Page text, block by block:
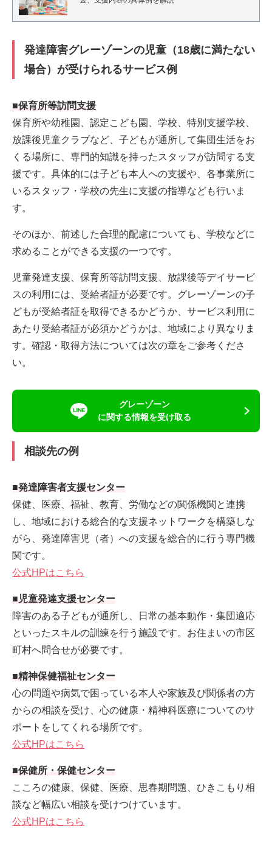
発達障害グレーゾーンの児童（18歳に満たない
場合）が受けられるサービス例
■保育所等訪問支援
保育所や幼稚園、認定こども園、学校、特別支援学校、
放課後児童クラブなど、子どもが通所して集団生活をお
くる場所に、専門的知識を持ったスタッフが訪問する支
援です。具体的には子ども本人への支援や、各事業所に
いるスタッフ・学校の先生に支援の指導なども行いま
す。
そのほか、前述した合理的配慮についても、学校などに
求めることができる支援の一つです。
児童発達支援、保育所等訪問支援、放課後等デイサービ
スの利用には、受給者証が必要です。グレーゾーンの子
どもが受給者証を取得できるかどうか、サービス利用に
あたり受給者証が必須かどうかは、地域により異なりま
す。確認・取得方法については次の章をご参考くださ
い。
グレーゾーン
に関する情報を受け取る
相談先の例
■発達障害者支援センター
保健、医療、福祉、教育、労働などの関係機関と連携
し、地域における総合的な支援ネットワークを構築しな
がら、発達障害児（者）への支援を総合的に行う専門機
関です。
公式HPはこちら
■児童発達支援センター
障害のある子どもが通所し、日常の基本動作・集団適応
といったスキルの訓練を行う施設です。お住まいの市区
町村へ問合せが必要です。
■精神保健福祉センター
心の問題や病気で困っている本人や家族及び関係者の方
からの相談を受け、心の健康・精神科医療についてのサ
ポートをしてくれる場所です。
公式HPはこちら
■保健所・保健センター
こころの健康、保健、医療、思春期問題、ひきこもり相
談など幅広い相談を受けつけています。
公式HPはこちら